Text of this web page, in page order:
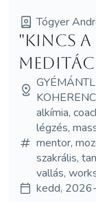
Tógyer
"Kincs
alkímia,
légzés,
mentor,
szakrális,
vallás,
kedd,